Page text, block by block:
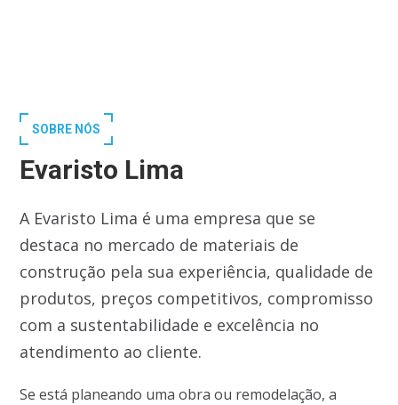
SOBRE NÓS
Evaristo Lima
A Evaristo Lima é uma empresa que se
destaca no mercado de materiais de
construção pela sua experiência, qualidade de
produtos, preços competitivos, compromisso
com a sustentabilidade e excelência no
atendimento ao cliente.
Se está planeando uma obra ou remodelação, a